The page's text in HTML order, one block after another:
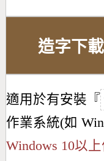
造字下載
適用於有安裝『
作業系統(如
Windows 10以